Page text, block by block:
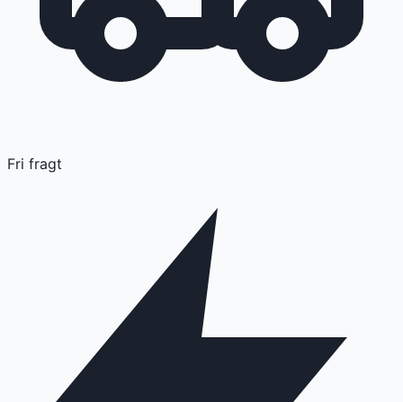
Fri fragt